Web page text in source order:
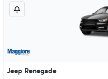
Jeep Renegade